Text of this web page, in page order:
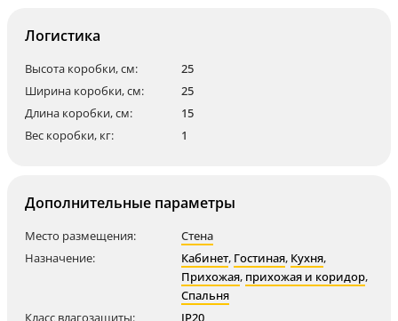
Логистика
Высота коробки, см:
25
Ширина коробки, см:
25
Длина коробки, см:
15
Вес коробки, кг:
1
Дополнительные параметры
Место размещения:
Стена
Назначение:
Кабинет, Гостиная, Кухня,
Прихожая, прихожая и коридор,
Спальня
Класс влагозащиты:
IP20